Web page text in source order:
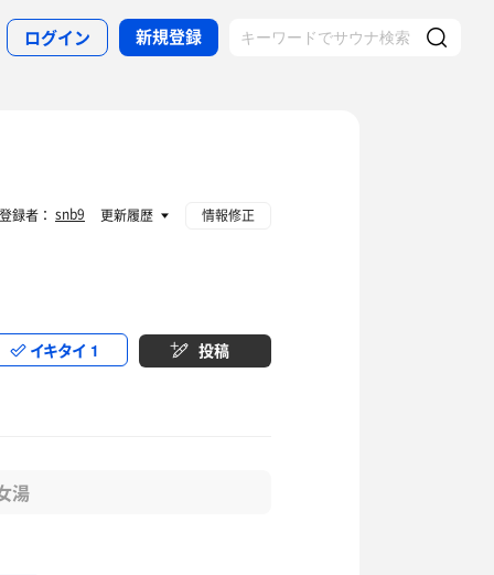
ログイン 新規登録
イキタイ 1 投稿
湯
登録者： snb9 更新履歴 情報修正